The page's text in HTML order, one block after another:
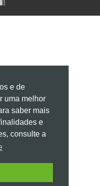
e de
uma melhor
saber mais
e
consulte a